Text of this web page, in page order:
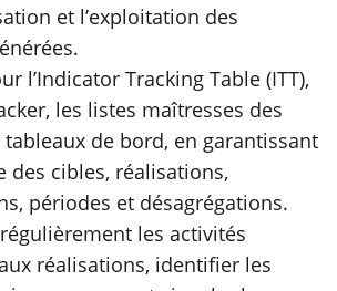
et l’exploitation des
l’Indicator Tracking Table (ITT),
les listes maîtresses des
tableaux de bord, en garantissant
des cibles, réalisations,
périodes et désagrégations.
les activités
réalisations, identifier les